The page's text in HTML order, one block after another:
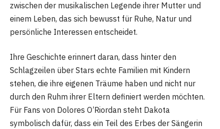
zwischen der musikalischen Legende ihrer Mutter und
einem Leben, das sich bewusst für Ruhe, Natur und
persönliche Interessen entscheidet.
Ihre Geschichte erinnert daran, dass hinter den
Schlagzeilen über Stars echte Familien mit Kindern
stehen, die ihre eigenen Träume haben und nicht nur
durch den Ruhm ihrer Eltern definiert werden möchten.
Für Fans von Dolores O’Riordan steht Dakota
symbolisch dafür, dass ein Teil des Erbes der Sängerin